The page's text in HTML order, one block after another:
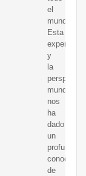
el
mundo.
Esta
y
la
mundial
nos
ha
dado
un
profundo
de